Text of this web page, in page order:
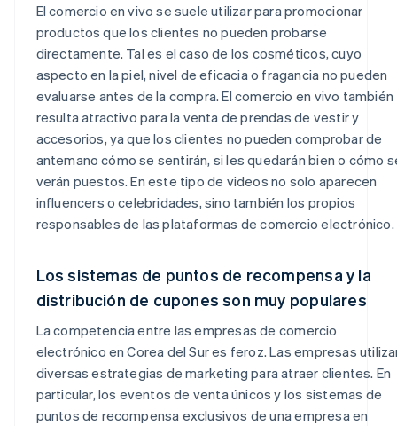
El comercio en vivo se suele utilizar para promocionar
productos que los clientes no pueden probarse
directamente. Tal es el caso de los cosméticos, cuyo
aspecto en la piel, nivel de eficacia o fragancia no pueden
evaluarse antes de la compra. El comercio en vivo también
resulta atractivo para la venta de prendas de vestir y
accesorios, ya que los clientes no pueden comprobar de
antemano cómo se sentirán, si les quedarán bien o cómo
verán puestos. En este tipo de videos no solo aparecen
influencers o celebridades, sino también los propios
responsables de las plataformas de comercio electrónico.
Los sistemas de puntos de recompensa y la
distribución de cupones son muy populares
La competencia entre las empresas de comercio
electrónico en Corea del Sur es feroz. Las empresas
diversas estrategias de marketing para atraer clientes. En
particular, los eventos de venta únicos y los sistemas de
puntos de recompensa exclusivos de una empresa en